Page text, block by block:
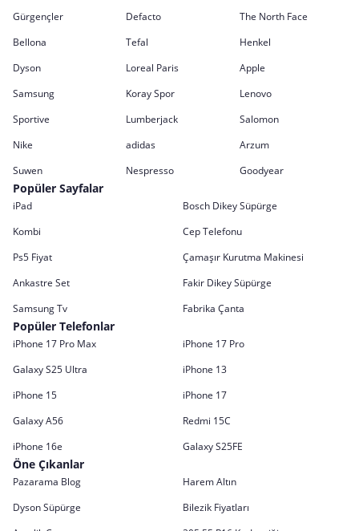
Gürgençler
Defacto
The North Face
Bellona
Tefal
Henkel
Dyson
Loreal Paris
Apple
Samsung
Koray Spor
Lenovo
Sportive
Lumberjack
Salomon
Nike
adidas
Arzum
Suwen
Nespresso Goodyear
Popüler Sayfalar
iPad
Bosch Dikey Süpürge
Kombi
Cep Telefonu
Ps5 Fiyat
Çamaşır Kurutma Makinesi
Ankastre Set
Fakir Dikey Süpürge
Samsung Tv
Fabrika Çanta
Popüler Telefonlar
iPhone 17 Pro Max
iPhone 17 Pro
Galaxy S25 Ultra
iPhone 13
iPhone 15
iPhone 17
Galaxy A56
Redmi 15C
iPhone 16e
Galaxy S25FE
Öne Çıkanlar
Pazarama Blog
Harem Altın
Dyson Süpürge
Bilezik Fiyatları